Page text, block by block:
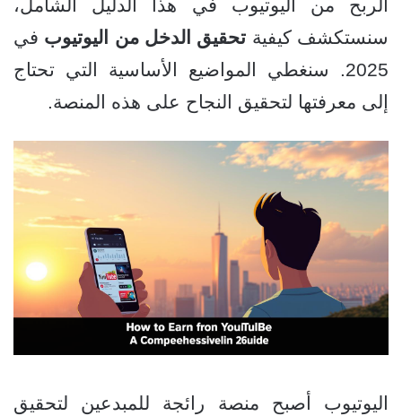
الربح من اليوتيوب في هذا الدليل الشامل،
سنستكشف كيفية تحقيق الدخل من اليوتيوب في
2025. سنغطي المواضيع الأساسية التي تحتاج
إلى معرفتها لتحقيق النجاح على هذه المنصة.
اليوتيوب أصبح منصة رائجة للمبدعين لتحقيق